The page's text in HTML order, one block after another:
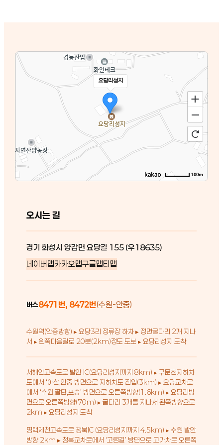
요당리성지
100m
오시는 길
경기 화성시 양감면 요당길 155 (우18635)
네이버맵카카오맵구글맵티맵
버스8471번, 8472번(수원-안중)
수원역(안중방향) ▸ 요당3리 정류장 하차 ▸ 정면굴다리 2개 지나
서 ▸ 왼쪽마을길로 20분(2km)정도 도보 ▸ 요당리성지 도착
서해안고속도로 발안 IC(요당리성지까지 8km) ▸ 구문천지하차
도에서 ‘아산,안중 방면으로 지하차도 진입(3km) ▸ 요당교차로
에서 ‘수원,팔탄,포승’ 방면으로 오른쪽방향(1.6km) ▸ 요당리방
면으로 오른쪽방향(70m) ▸ 굴다리 3개를 지나서 왼쪽방향으로
2km ▸ 요당리성지 도착
평택제천고속도로 청북IC (요당리성지까지 4.5km) ▸ 수원 발안
방향 2km ▸ 청북교차로에서 ‘고렴길’ 방면으로 고가차로 오른쪽